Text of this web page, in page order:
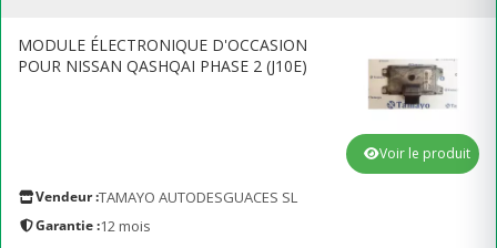
MODULE ÉLECTRONIQUE D'OCCASION
POUR NISSAN QASHQAI PHASE 2 (J10E)
Vendeur :TAMAYO AUTODESGUACES SL
Garantie :12 mois
Voir le produit